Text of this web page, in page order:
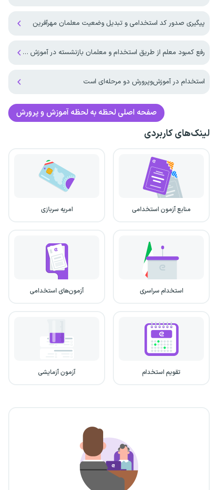
پیگیری صدور کد استخدامی و تبدیل وضعیت معلمان مهرآفرین
رفع کمبود معلم از طریق استخدام و معلمان بازنشسته در آموزش و پرورش
استخدام در آموزش‌و‌پرورش دو مرحله‌ای است
صفحه اصلی لحظه به لحظه آموزش و پرورش
لینک‌های کاربردی
منابع آزمون استخدامی امریه سربازی
استخدام سراسری آزمون‌های استخدامی
تقویم استخدام آزمون آزمایشی